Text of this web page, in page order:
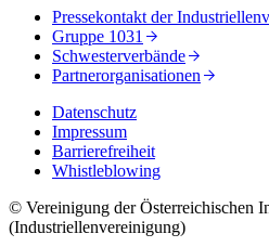
Pressekontakt der
Gruppe 1031
Schwesterverbände
Partnerorganisationen
Datenschutz
Impressum
Barrierefreiheit
Whistleblowing
© Vereinigung der Österreichischen
(Industriellenvereinigung)